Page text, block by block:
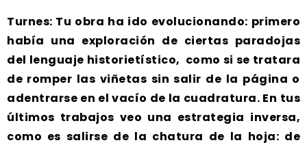
Turnes: Tu obra ha ido evolucionando: primero
había una exploración de ciertas paradojas
del lenguaje historietístico, como si se tratara
de romper las viñetas sin salir de la página o
adentrarse en el vacío de la cuadratura. En tus
últimos trabajos veo una estrategia inversa,
como es salirse de la chatura de la hoja: de